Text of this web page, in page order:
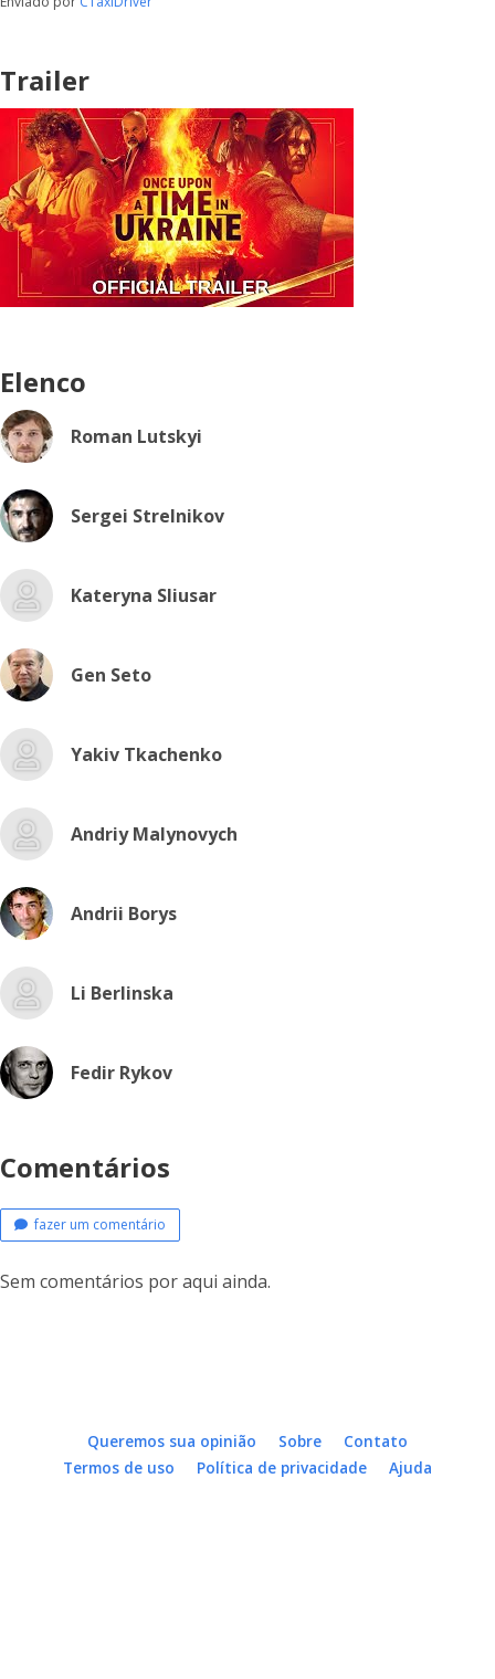
Trailer
Elenco
Roman Lutskyi
Sergei Strelnikov
Kateryna Sliusar
Gen Seto
Yakiv Tkachenko
Andriy Malynovych
Andrii Borys
Li Berlinska
Fedir Rykov
Comentários
fazer um comentário
Sem comentários por aqui ainda.
Queremos sua opinião Sobre
Contato
Termos de uso
Política de privacidade Ajuda